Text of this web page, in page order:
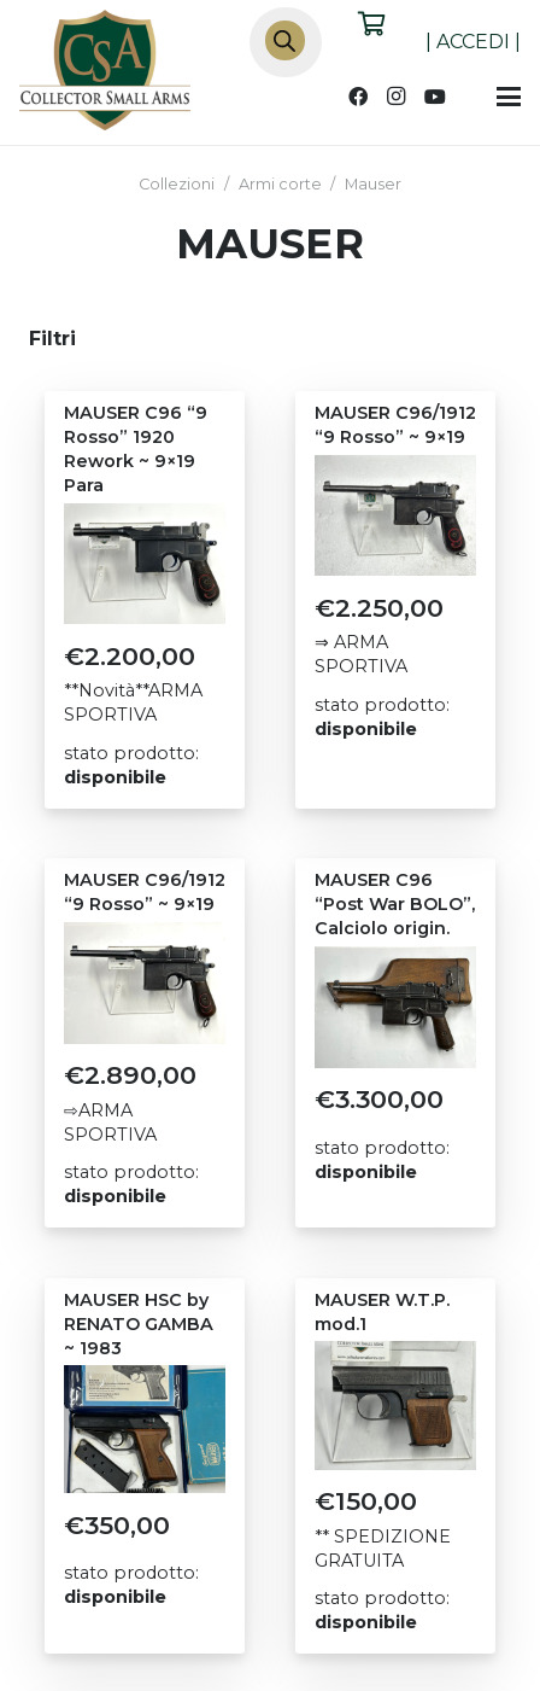
Products
search
ACCEDI
Collezioni / Armi corte / Mauser
MAUSER
Filtri
MAUSER C96 “9
Rosso” 1920
Rework ~ 9×19
Para
€2.200,00
**Novità**ARMA
SPORTIVA
stato prodotto:
disponibile
MAUSER C96/1912
“9 Rosso” ~ 9×19
€2.250,00
⇒ ARMA
SPORTIVA
stato prodotto:
disponibile
MAUSER C96/1912
“9 Rosso” ~ 9×19
€2.890,00
⇨ARMA
SPORTIVA
stato prodotto:
disponibile
MAUSER C96
“Post War BOLO”,
Calciolo origin.
€3.300,00
stato prodotto:
disponibile
MAUSER HSC by
RENATO GAMBA
~ 1983
€350,00
stato prodotto:
disponibile
MAUSER W.T.P.
mod.1
€150,00
** SPEDIZIONE
GRATUITA
stato prodotto:
disponibile